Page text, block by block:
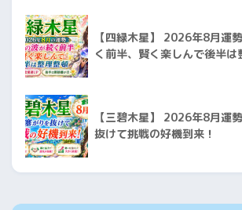
【四緑木星】 2026年8月運
く前半、賢く楽しんで後半は
【三碧木星】 2026年8月運
抜けて挑戦の好機到来！